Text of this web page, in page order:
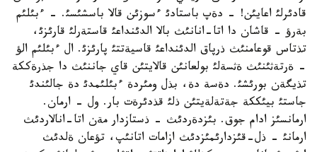
قادئرلئ اعايئن! - دةپ باستادئ ءسوزئن قالا باسشئسئ. - ءبئلئم
بةرؤ - قاشان دا اتا-انانئث بالا الدئنداعئ قاستةرلئ قارئزئ،
تذتاس قوعامنئث ذرپاق الدئنداعئ قاسيةتتئ پارئزئ. ال ءبئلئم الؤ
- ةرتةثئنئث ةثسةلئ بولعانئن قالايتئن قاي جاننئث دا جذرةككة
تذيگةن بورئشئ. دةسة دة، بذل ومئردة ءبئلئمدئ دة جالئندئ
جاستئ بيئككة جةتةلةيتئن ذلئ قذدئرةت بار. ول - ارمان.
ارمانسئز ادام جوق. بئزدةردئث - ذستازدار مةن اتا-انالاردئث
ارمانئ - ذل-قئزدارئمئزدئث ازامات اتانئپ، تؤعان ةلدئث